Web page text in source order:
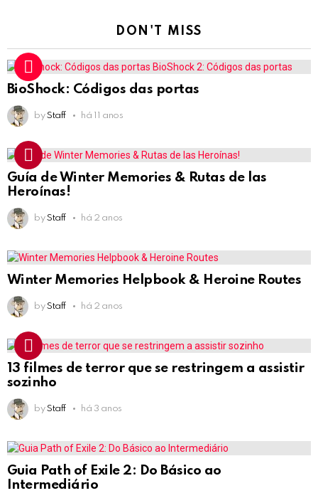
DON'T MISS
BioShock: Códigos das portas
by Staff há 11 anos
Guía de Winter Memories & Rutas de las
Heroínas!
by Staff há 2 anos
Winter Memories Helpbook & Heroine Routes
by Staff há 2 anos
13 filmes de terror que se restringem a assistir
sozinho
by Staff há 3 anos
Guia Path of Exile 2: Do Básico ao
Intermediário